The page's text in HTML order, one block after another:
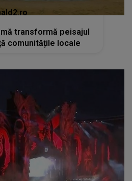
transformă peisajul
comunitățile locale